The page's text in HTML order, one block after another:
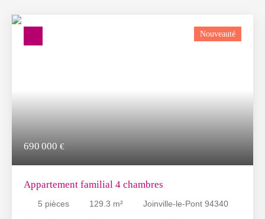
690 000 €
Nouveauté
Appartement familial 4 chambres
5 pièces 129.3 m² Joinville-le-Pont 94340